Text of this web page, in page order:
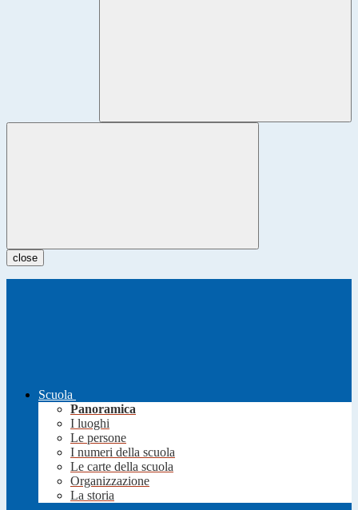
close
Scuola
Panoramica
I luoghi
Le persone
I numeri della scuola
Le carte della scuola
Organizzazione
La storia